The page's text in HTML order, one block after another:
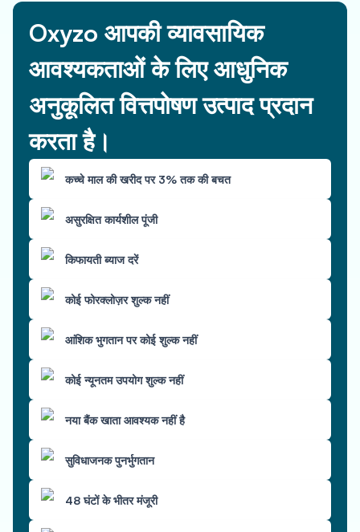
Oxyzo आपकी व्यावसायिक
आवश्यकताओं के लिए आधुनिक
अनुकूलित वित्तपोषण उत्पाद प्रदान
करता है।
कच्चे माल की खरीद पर 3% तक की बचत
असुरक्षित कार्यशील पूंजी
किफायती ब्याज दरें
कोई फोरक्लोज़र शुल्क नहीं
आंशिक भुगतान पर कोई शुल्क नहीं
कोई न्यूनतम उपयोग शुल्क नहीं
नया बैंक खाता आवश्यक नहीं है
सुविधाजनक पुनर्भुगतान
48 घंटों के भीतर मंजूरी